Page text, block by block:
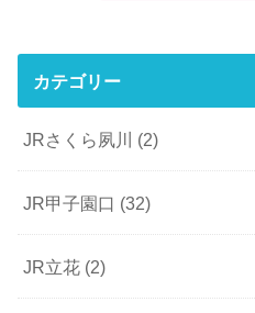
カテゴリー
JRさくら夙川 (2)
JR甲子園口 (32)
JR立花 (2)